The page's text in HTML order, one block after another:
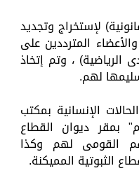
لإستخراج وتجديد
المترددين على
الرياضية) ، وتم إتخاذ
لهم.
الإنسانية بمكتب
بمقر ديوان القطاع
القومى لهم وكذا
الثبوتية المميكنة.